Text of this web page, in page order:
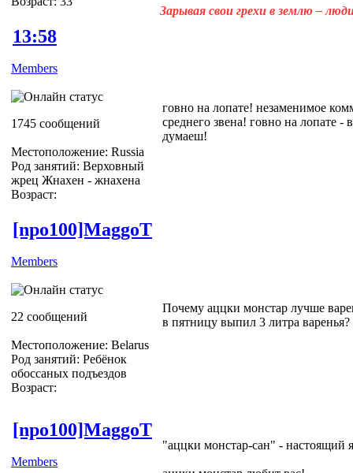
Зарывая свои грехи в землю –
13:58
Members
1745 сообщений
Местоположение: Russia
Род занятий: Верховный
жрец Жнахен - жнахена
Возраст:
говно на лопате! незаменимое
среднего звена! говно на лопате
думаеш!
[npo100]MaggoT
Members
22 сообщений
Местоположение: Belarus
Род занятий: Ребёнок
обоссаных подъездов
Возраст:
Почему аццки монстар лучше
в пятницу выпил 3 литра варенья?
[npo100]MaggoT
Members
"аццки монстар-сан" - настоящий